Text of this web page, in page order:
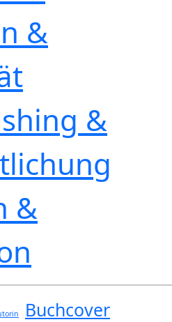
&
&
&
Buchcover